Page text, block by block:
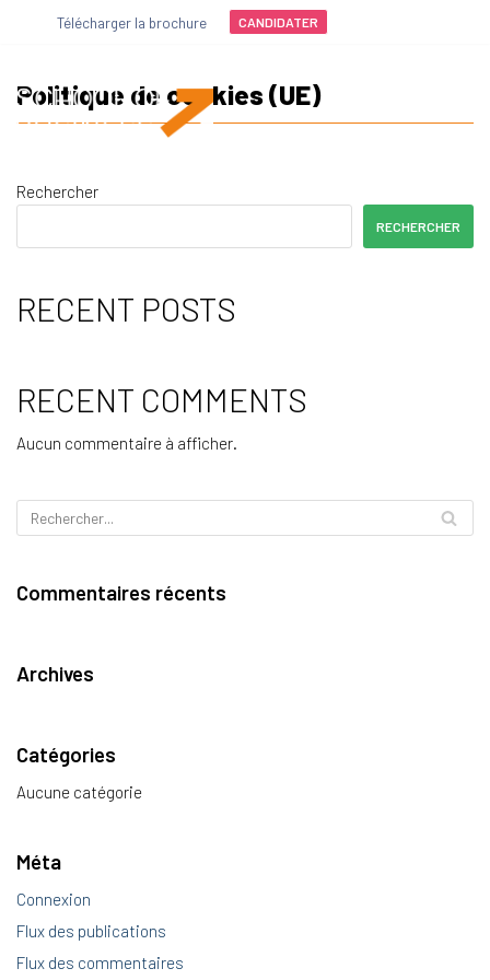
Télécharger la brochure CANDIDATER
Politique de cookies (UE)
Rechercher
RECHERCHER
RECENT POSTS
RECENT COMMENTS
Aucun commentaire à afficher.
Commentaires récents
Archives
Catégories
Aucune catégorie
Méta
Connexion
Flux des publications
Flux des commentaires